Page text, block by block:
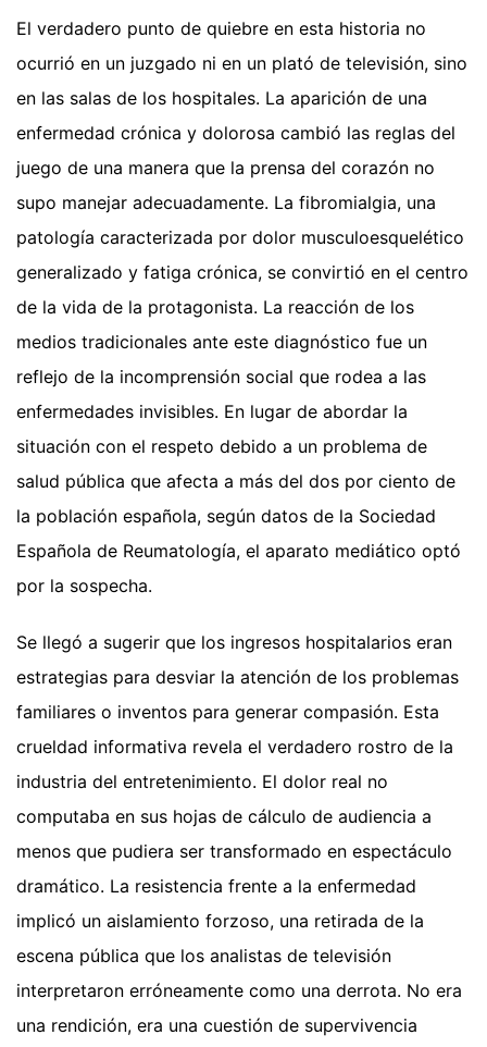
El verdadero punto de quiebre en esta historia no
ocurrió en un juzgado ni en un plató de televisión, sino
en las salas de los hospitales. La aparición de una
enfermedad crónica y dolorosa cambió las reglas del
juego de una manera que la prensa del corazón no
supo manejar adecuadamente. La fibromialgia, una
patología caracterizada por dolor musculoesquelético
generalizado y fatiga crónica, se convirtió en el centro
de la vida de la protagonista. La reacción de los
medios tradicionales ante este diagnóstico fue un
reflejo de la incomprensión social que rodea a las
enfermedades invisibles. En lugar de abordar la
situación con el respeto debido a un problema de
salud pública que afecta a más del dos por ciento de
la población española, según datos de la Sociedad
Española de Reumatología, el aparato mediático optó
por la sospecha.
Se llegó a sugerir que los ingresos hospitalarios eran
estrategias para desviar la atención de los problemas
familiares o inventos para generar compasión. Esta
crueldad informativa revela el verdadero rostro de la
industria del entretenimiento. El dolor real no
computaba en sus hojas de cálculo de audiencia a
menos que pudiera ser transformado en espectáculo
dramático. La resistencia frente a la enfermedad
implicó un aislamiento forzoso, una retirada de la
escena pública que los analistas de televisión
interpretaron erróneamente como una derrota. No era
una rendición, era una cuestión de supervivencia